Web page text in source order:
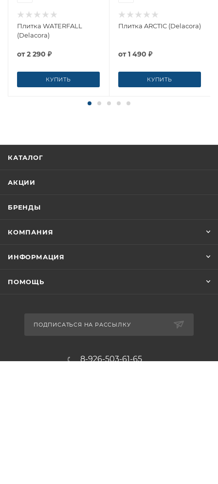
Плитка WATERFALL
(Delacora)
от2 290 ₽
КУПИТЬ
Плитка ARCTIC (Delacora)
от1 490 ₽
КУПИТЬ
КАТАЛОГ
АКЦИИ
БРЕНДЫ
КОМПАНИЯ
ИНФОРМАЦИЯ
ПОМОЩЬ
ПОДПИСАТЬСЯ НА РАССЫЛКУ
8-926-503-61-65